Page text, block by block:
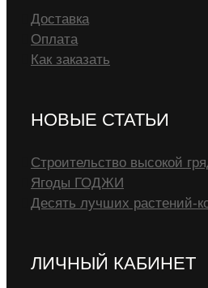
Доставка
Оплата
Как заказать
НОВЫЕ СТАТЬИ
Строительство высокой
Ягоды ГОДЖИ
Десять лучших растений-
ЛИЧНЫЙ КАБИНЕТ